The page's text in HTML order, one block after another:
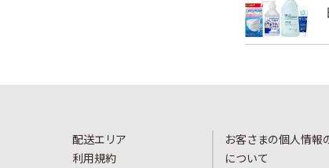
配送エリア
利用規約
お客さまの個人情報
について